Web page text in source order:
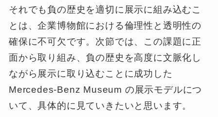
それでも負の歴史を適切に展示に組み込むこ
とは、企業博物館における倫理性と透明性の
確保に不可欠です。次節では、この課題に正
面から取り組み、負の歴史を高度に文脈化し
ながら展示に取り込むことに成功した
Mercedes-Benz Museum の展示モデルにつ
いて、具体的に見ていきたいと思います。